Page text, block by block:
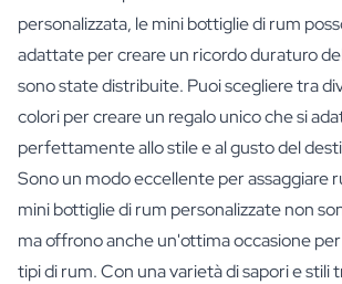
personalizzata, le mini bottiglie di rum
adattate per creare un ricordo duraturo
sono state distribuite. Puoi scegliere tra
colori per creare un regalo unico che si
perfettamente allo stile e al gusto del
Sono un modo eccellente per assaggiare
mini bottiglie di rum personalizzate non
ma offrono anche un'ottima occasione
tipi di rum. Con una varietà di sapori e stili